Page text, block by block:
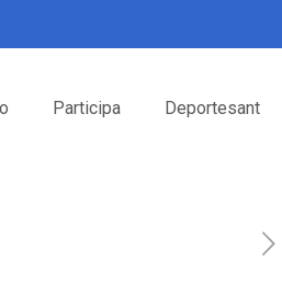
Participa Deportesant